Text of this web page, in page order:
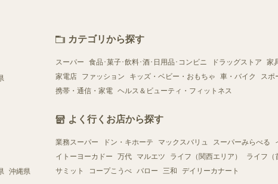
沖縄県
カテゴリから探す
スーパー 食品･菓子･飲料･酒･日用品･コンビニ ドラッグストア
家
家電店
ファッション キッズ・ベビー・おもちゃ 車・バイク
スポ
携帯・通信・家電 ヘルス＆ビューティ・フィットネス
よく行くお店から探す
業務スーパー ドン・キホーテ マックスバリュ スーパーみらべる
イトーヨーカドー
万代 マルエツ ライフ（関西エリア）
ライフ（
サミット
コープこうべ バロー 三和 デイリーカナート